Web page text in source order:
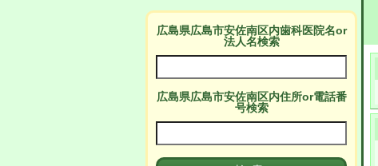
広島県広島市安佐南区内歯科医院名or
法人名検索
広島県広島市安佐南区内住所or電話番
号検索